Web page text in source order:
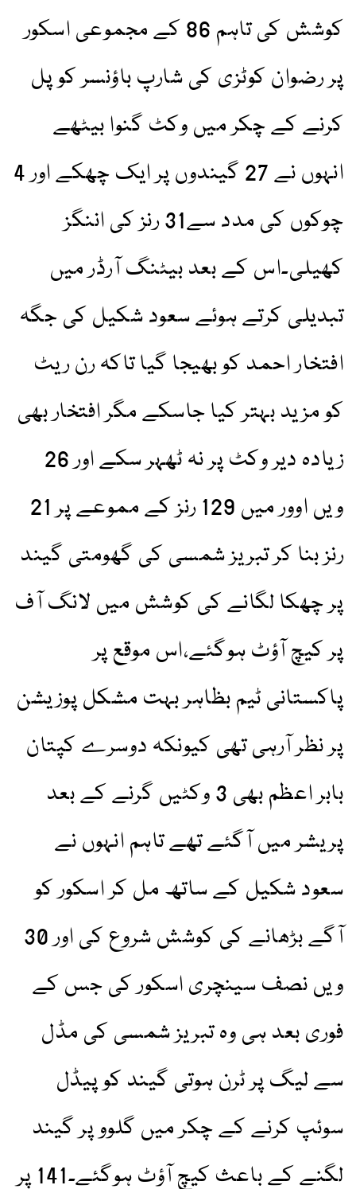
کوشش کی تاہم 86 کے مجموعی اسکور
پر رضوان کوٹزی کی شارپ باؤنسر کو پل
کرنے کے چکر میں وکٹ گنوا بیٹھے
انہوں نے 27 گیندوں پر ایک چھکے اور 4
چوکوں کی مدد سے31 رنز کی اننگز
کھیلی۔اس کے بعد بیٹنگ آرڈر میں
تبدیلی کرتے ہوئے سعود شکیل کی جگہ
افتخار احمد کو بھیجا گیا تاکہ رن ریٹ
کو مزید بہتر کیا جاسکے مگر افتخار بھی
زیادہ دیر وکٹ پر نہ ٹھہر سکے اور 26
ویں اوور میں 129 رنز کے مموعے پر 21
رنز بنا کر تبریز شمسی کی گھومتی گیند
پر چھکا لگانے کی کوشش میں لانگ آف
پر کیچ آؤٹ ہوگئے،اس موقع پر
پاکستانی ٹیم بظاہر بہت مشکل پوزیشن
پر نظر آرہی تھی کیونکہ دوسرے کپتان
بابر اعظم بھی 3 وکٹیں گرنے کے بعد
پریشر میں آگئے تھے تاہم انہوں نے
سعود شکیل کے ساتھ مل کر اسکور کو
آگے بڑھانے کی کوشش شروع کی اور 30
ویں نصف سینچری اسکور کی جس کے
فوری بعد ہی وہ تبریز شمسی کی مڈل
سے لیگ پر ٹرن ہوتی گیند کو پیڈل
سوئپ کرنے کے چکر میں گلوو پر گیند
لگنے کے باعث کیچ آؤٹ ہوگئے۔141 پر